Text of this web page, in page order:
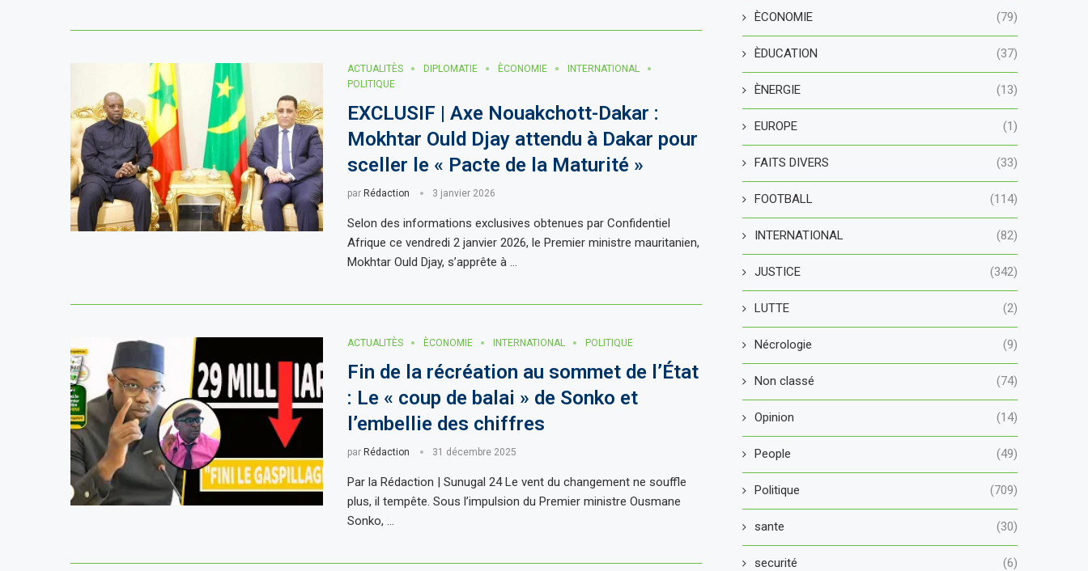
ACTUALITÈS DIPLOMATIE ÈCONOMIE
INTERNATIONAL
POLITIQUE
EXCLUSIF | Axe Nouakchott-Dakar :
Mokhtar Ould Djay attendu à Dakar pour
sceller le « Pacte de la Maturité »
par Rédaction 3 janvier 2026
Selon des informations exclusives obtenues par Confidentiel
Afrique ce vendredi 2 janvier 2026, le Premier ministre mauritanien,
Mokhtar Ould Djay, s’apprête à …
ACTUALITÈS ÈCONOMIE INTERNATIONAL POLITIQUE
Fin de la récréation au sommet de l’État
: Le « coup de balai » de Sonko et
l’embellie des chiffres
par Rédaction 31 décembre 2025
Par la Rédaction | Sunugal 24 Le vent du changement ne souffle
plus, il tempête. Sous l’impulsion du Premier ministre Ousmane
Sonko, …
ÈCONOMIE (79)
ÈDUCATION (37)
ÈNERGIE (13)
EUROPE (1)
FAITS DIVERS (33)
FOOTBALL (114)
INTERNATIONAL (82)
JUSTICE (342)
LUTTE (2)
Nécrologie (9)
Non classé (74)
Opinion (14)
People (49)
Politique (709)
sante (30)
securité (6)